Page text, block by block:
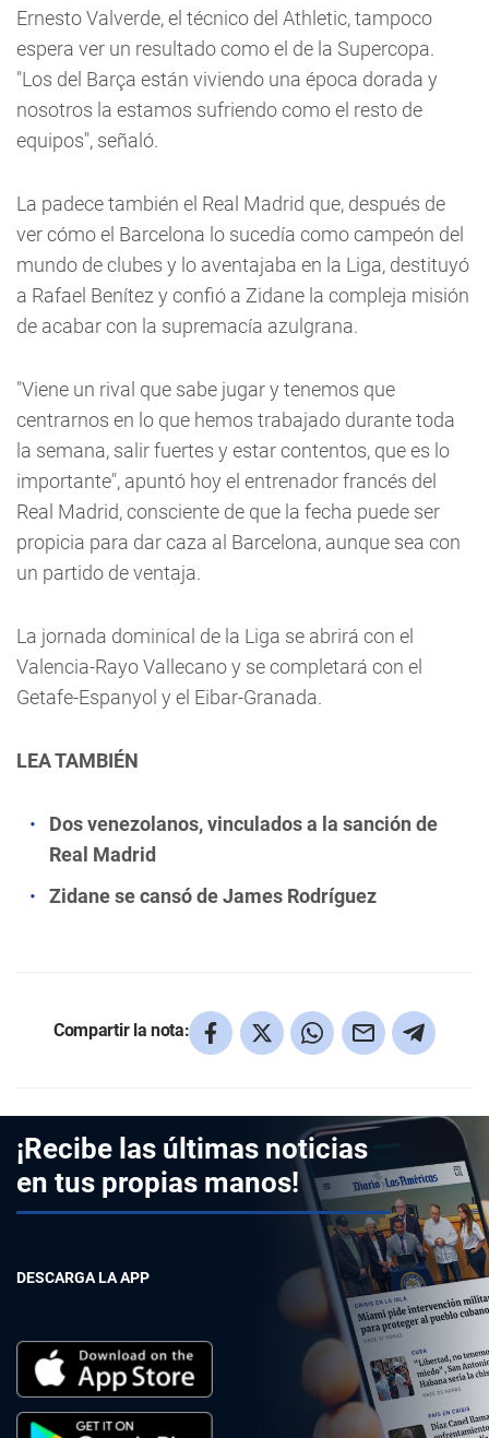
Ernesto Valverde, el técnico del Athletic, tampoco
espera ver un resultado como el de la Supercopa.
"Los del Barça están viviendo una época dorada y
nosotros la estamos sufriendo como el resto de
equipos", señaló.
La padece también el Real Madrid que, después de
ver cómo el Barcelona lo sucedía como campeón del
mundo de clubes y lo aventajaba en la Liga, destituyó
a Rafael Benítez y confió a Zidane la compleja misión
de acabar con la supremacía azulgrana.
"Viene un rival que sabe jugar y tenemos que
centrarnos en lo que hemos trabajado durante toda
la semana, salir fuertes y estar contentos, que es lo
importante", apuntó hoy el entrenador francés del
Real Madrid, consciente de que la fecha puede ser
propicia para dar caza al Barcelona, aunque sea con
un partido de ventaja.
La jornada dominical de la Liga se abrirá con el
Valencia-Rayo Vallecano y se completará con el
Getafe-Espanyol y el Eibar-Granada.
LEA TAMBIÉN
Dos venezolanos, vinculados a la sanción de
Real Madrid
Zidane se cansó de James Rodríguez
Compartir la nota:
¡Recibe las últimas noticias
en tus propias manos!
DESCARGA LA APP